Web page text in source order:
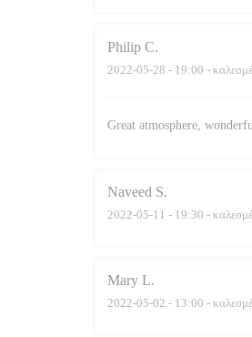
Philip C
2022-05-28 - 19:00 -
Great atmosphere,
Naveed S
2022-05-11 - 19:30 -
Mary L
2022-05-02 - 13:00 -